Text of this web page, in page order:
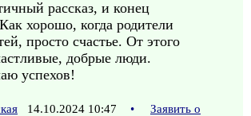
рассказ, и конец
хорошо, когда родители
просто счастье. От этого
добрые люди.
успехов!
14.10.2024 10:47 •
Заявить о